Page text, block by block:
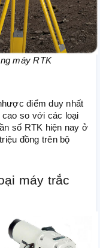
máy RTK
điểm duy nhất
cao so với các loại
số RTK hiện nay ở
đồng trên bộ
máy trắc